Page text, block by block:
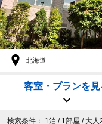
北海道
客室・プランを見
検索条件： 1泊 / 1部屋 / 大